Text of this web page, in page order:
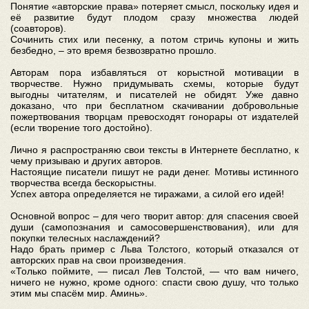
Понятие «авторские права» потеряет смысл, поскольку идея и
её развитие будут плодом сразу множества людей
(соавторов).
Сочинить стих или песенку, а потом стричь купоны и жить
безбедно, – это время безвозвратно прошло.
Авторам пора избавляться от корыстной мотивации в
творчестве. Нужно придумывать схемы, которые будут
выгодны читателям, и писателей не обидят. Уже давно
доказано, что при бесплатном скачивании добровольные
пожертвования творцам превосходят гонорары от издателей
(если творение того достойно).
Лично я распространяю свои тексты в Интернете бесплатно, к
чему призываю и других авторов.
Настоящие писатели пишут не ради денег. Мотивы истинного
творчества всегда бескорыстны.
Успех автора определяется не тиражами, а силой его идей!
Основной вопрос – для чего творит автор: для спасения своей
души (самопознания и самосовершенствования), или для
покупки телесных наслаждений?
Надо брать пример с Льва Толстого, который отказался от
авторских прав на свои произведения.
«Только поймите, — писал Лев Толстой, — что вам ничего,
ничего не нужно, кроме одного: спасти свою душу, что только
этим мы спасём мир. Аминь».